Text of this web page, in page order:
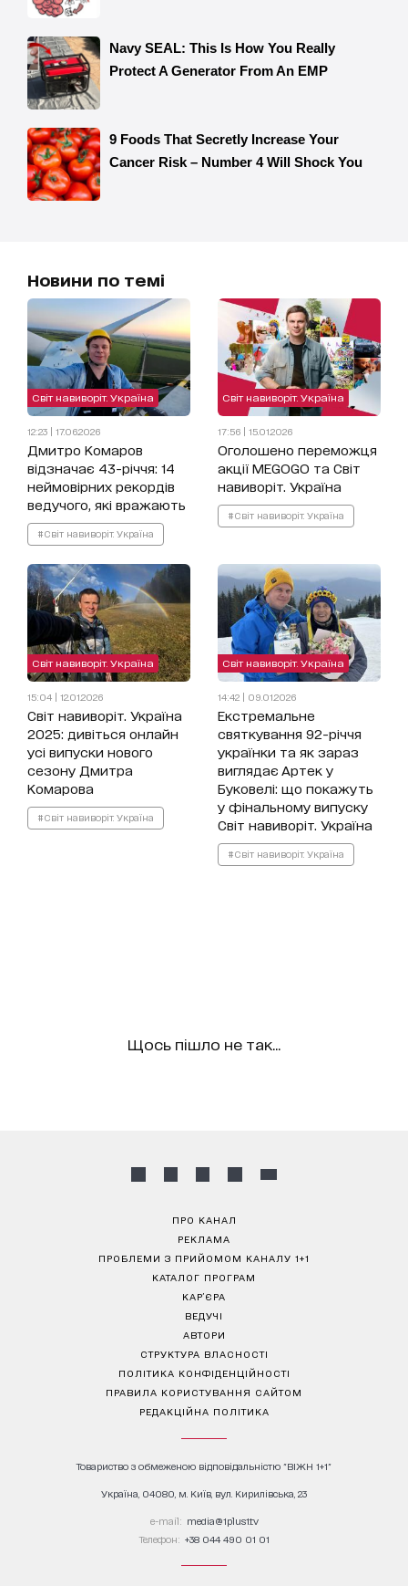
Новини по темі
Світ навиворіт. Україна
12:23 | 17.06.2026
Дмитро Комаров
відзначає 43-річчя: 14
неймовірних рекордів
ведучого, які вражають
#Світ навиворіт. Україна
Світ навиворіт. Україна
17:56 | 15.01.2026
Оголошено переможця
акції MEGOGO та Світ
навиворіт. Україна
#Світ навиворіт. Україна
Світ навиворіт. Україна
15:04 | 12.01.2026
Світ навиворіт. Україна
2025: дивіться онлайн
усі випуски нового
сезону Дмитра
Комарова
#Світ навиворіт. Україна
Світ навиворіт. Україна
14:42 | 09.01.2026
Екстремальне
святкування 92-річчя
українки та як зараз
виглядає Артек у
Буковелі: що покажуть
у фінальному випуску
Світ навиворіт. Україна
#Світ навиворіт. Україна
Щось пішло не так...
ПРО КАНАЛ
РЕКЛАМА
ПРОБЛЕМИ З ПРИЙОМОМ КАНАЛУ 1+1
КАТАЛОГ ПРОГРАМ
КАР’ЄРА
ВЕДУЧІ
АВТОРИ
СТРУКТУРА ВЛАСНОСТІ
ПОЛІТИКА КОНФІДЕНЦІЙНОСТІ
ПРАВИЛА КОРИСТУВАННЯ САЙТОМ
РЕДАКЦІЙНА ПОЛІТИКА
Товариство з обмеженою відповідальністю "ВІЖН 1+1"
Україна, 04080, м. Київ, вул. Кирилівська, 23
е-mail: media@1plus1.tv
Телефон: +38 044 490 01 01